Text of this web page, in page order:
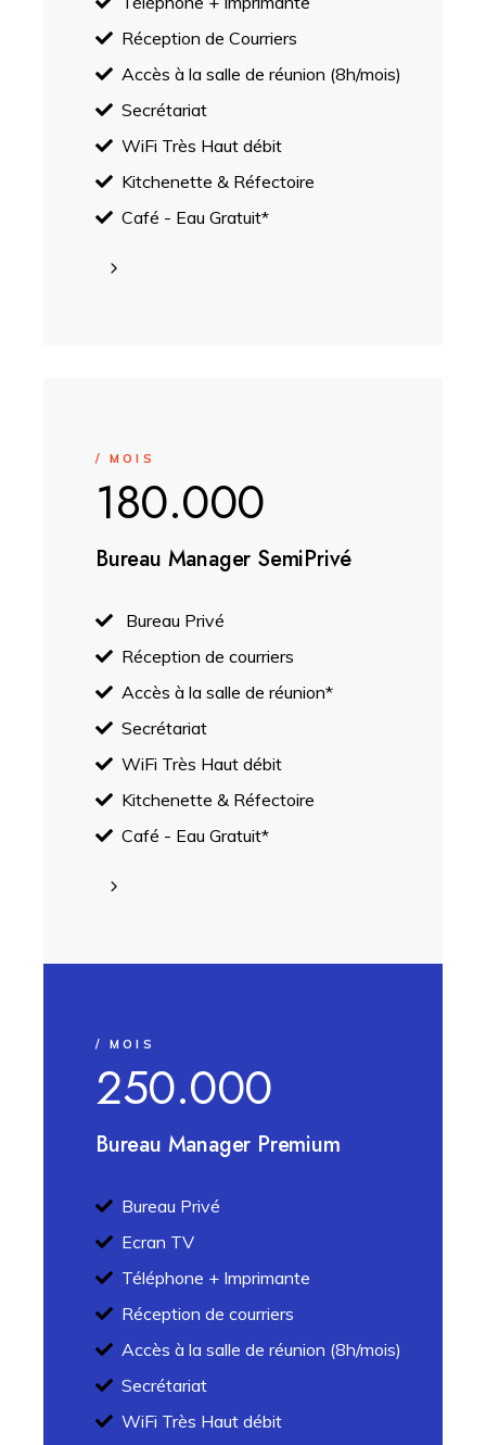
Réception de Courriers
Accès à la salle de réunion (8h/mois)
Secrétariat
WiFi Très Haut débit
Kitchenette & Réfectoire
Café - Eau Gratuit*
/ MOIS
180.000
Bureau Manager SemiPrivé
Bureau Privé
Réception de courriers
Accès à la salle de réunion*
Secrétariat
WiFi Très Haut débit
Kitchenette & Réfectoire
Café - Eau Gratuit*
/ MOIS
250.000
Bureau Manager Premium
Bureau Privé
Ecran TV
Téléphone + Imprimante
Réception de courriers
Accès à la salle de réunion (8h/mois)
Secrétariat
WiFi Très Haut débit